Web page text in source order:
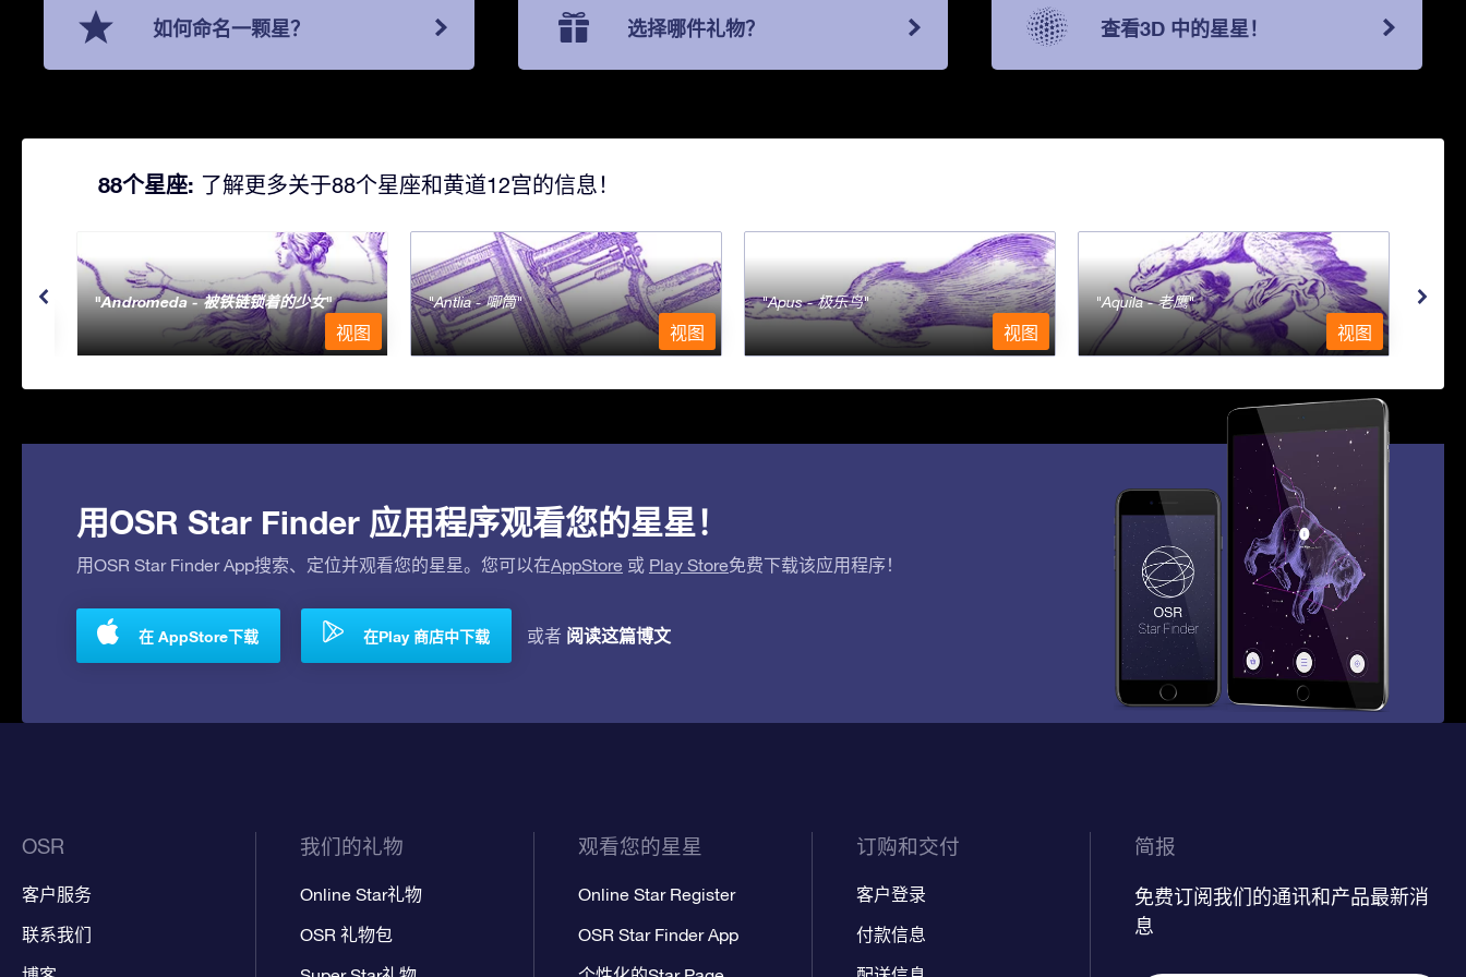
如何命名一颗星？ 选择哪件礼物？ 查看3D 中的星星！
88个星座: 了解更多关于88个星座和黄道12宫的信息！
Andromeda - 被铁链锁着的少女
视图
Antlia - 唧筒
视图
Apus - 极乐鸟
视图
Aquila - 老鹰
视图
用OSR Star Finder 应用程序观看您的星星！
用OSR Star Finder App搜索、定位并观看您的星星。您可以在AppStore 或 Play Store免费下载该应用程序！
在 AppStore下载 在Play 商店中下载 或者 阅读这篇博文
OSR
客户服务
联系我们
我们的礼物
Online Star礼物
OSR 礼物包
观看您的星星
Online Star Register
OSR Star Finder App
订购和交付
客户登录
付款信息
简报
免费订阅我们的通讯和产品最新消
息